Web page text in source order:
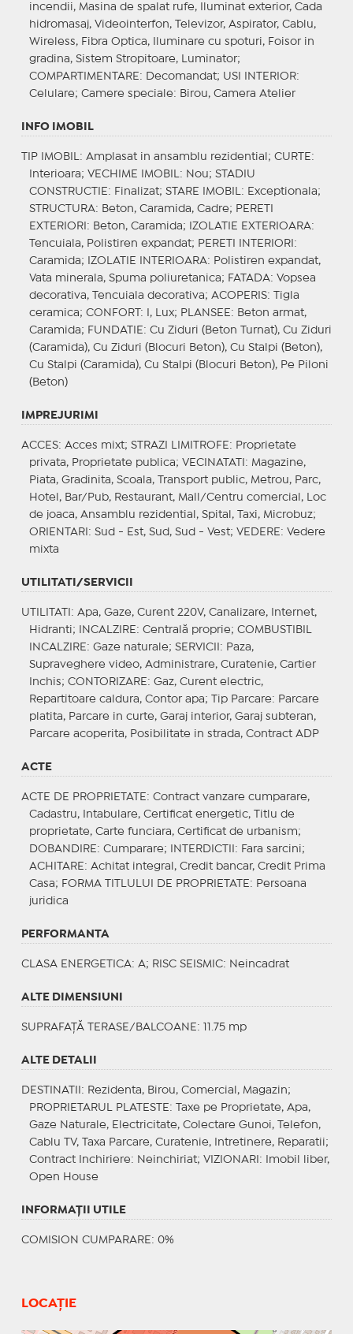
incendii, Masina de spalat rufe, Iluminat exterior, Cada
hidromasaj, Videointerfon, Televizor, Aspirator, Cablu,
Wireless, Fibra Optica, Iluminare cu spoturi, Foisor in
gradina, Sistem Stropitoare, Luminator;
COMPARTIMENTARE : Decomandat; USI INTERIOR:
Celulare; Camere speciale: Birou, Camera Atelier
INFO IMOBIL
TIP IMOBIL : Amplasat in ansamblu rezidential; CURTE :
Interioara; VECHIME IMOBIL : Nou; STADIU
CONSTRUCTIE : Finalizat; STARE IMOBIL : Exceptionala;
STRUCTURA: Beton, Caramida, Cadre; PERETI
EXTERIORI : Beton, Caramida; IZOLATIE EXTERIOARA:
Tencuiala, Polistiren expandat; PERETI INTERIORI :
Caramida;
IZOLATIE INTERIOARA: Polistiren expandat,
Vata minerala, Spuma poliuretanica; FATADA: Vopsea
decorativa, Tencuiala decorativa; ACOPERIS: Tigla
ceramica; CONFORT : I, Lux; PLANSEE : Beton armat,
Caramida; FUNDATIE : Cu Ziduri (Beton Turnat), Cu Ziduri
(Caramida), Cu Ziduri (Blocuri Beton), Cu Stalpi (Beton),
Cu Stalpi (Caramida), Cu Stalpi (Blocuri Beton), Pe Piloni
(Beton)
IMPREJURIMI
ACCES: Acces mixt; STRAZI LIMITROFE : Proprietate
privata, Proprietate publica; VECINATATI : Magazine,
Piata, Gradinita, Scoala, Transport public, Metrou, Parc,
Hotel, Bar/Pub, Restaurant, Mall/Centru comercial, Loc
de joaca, Ansamblu rezidential, Spital, Taxi, Microbuz;
ORIENTARI : Sud - Est, Sud, Sud - Vest; VEDERE : Vedere
mixta
UTILITATI/SERVICII
UTILITATI : Apa, Gaze, Curent 220V, Canalizare, Internet,
Hidranti;
INCALZIRE : Centrală proprie; COMBUSTIBIL
INCALZIRE : Gaze naturale; SERVICII : Paza,
Supraveghere video, Administrare, Curatenie, Cartier
Inchis; CONTORIZARE : Gaz, Curent electric,
Repartitoare caldura, Contor apa;
Tip Parcare: Parcare
platita, Parcare in curte, Garaj interior, Garaj subteran,
Parcare acoperita, Posibilitate in strada, Contract ADP
ACTE
ACTE DE PROPRIETATE : Contract vanzare cumparare,
Cadastru, Intabulare, Certificat energetic, Titlu de
proprietate, Carte funciara, Certificat de urbanism;
DOBANDIRE : Cumparare; INTERDICTII : Fara sarcini;
ACHITARE : Achitat integral, Credit bancar, Credit Prima
Casa; FORMA TITLULUI DE PROPRIETATE : Persoana
juridica
PERFORMANTA
CLASA ENERGETICA: A; RISC SEISMIC: Neincadrat
ALTE DIMENSIUNI
SUPRAFAȚĂ TERASE/BALCOANE: 11.75 mp
ALTE DETALII
DESTINATII : Rezidenta, Birou, Comercial, Magazin;
PROPRIETARUL PLATESTE : Taxe pe Proprietate, Apa,
Gaze Naturale, Electricitate, Colectare Gunoi, Telefon,
Cablu TV, Taxa Parcare, Curatenie, Intretinere, Reparatii;
Contract Inchiriere: Neinchiriat; VIZIONARI : Imobil liber,
Open House
INFORMAŢII UTILE
COMISION CUMPARARE: 0%
LOCAȚIE